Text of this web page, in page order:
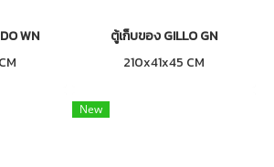
WN
ตู้เก็บของ GILLO GN
210x41x45 CM
New